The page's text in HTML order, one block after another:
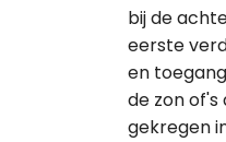
bij de
eerste
en
de zon
gekregen